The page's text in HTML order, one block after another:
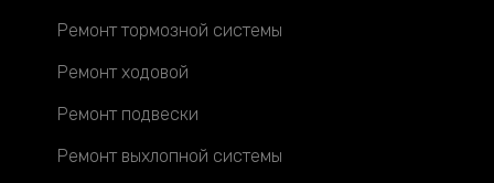
Ремонт тормозной системы
Ремонт ходовой
Ремонт подвески
Ремонт выхлопной системы